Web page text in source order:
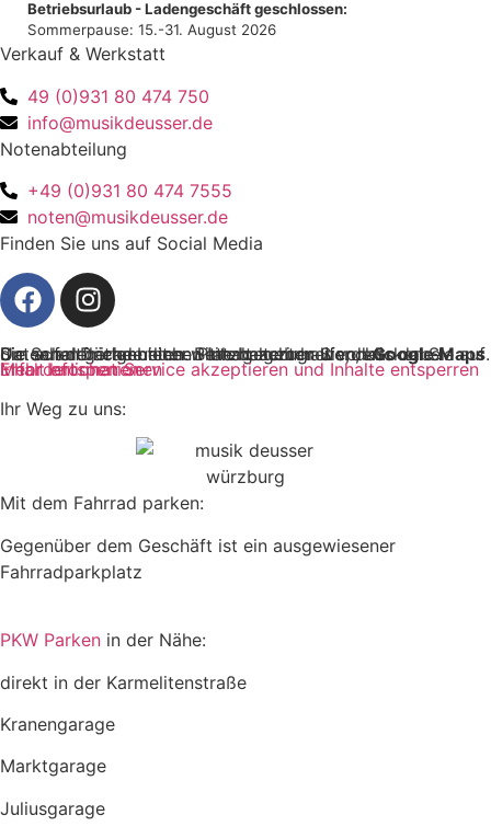
Betriebsurlaub - Ladengeschäft geschlossen:
Sommerpause: 15.-31. August 2026
Verkauf & Werkstatt
49 (0)931 80 474 750
info@musikdeusser.de
Notenabteilung
+49 (0)931 80 474 7555
noten@musikdeusser.de
Finden Sie uns auf Social Media
Sie sehen gerade einen Platzhalterinhalt vonGoogle Maps
. Um auf den eigentlichen Inhalt zuzugreifen, klicken Sie auf die Schaltfläche unten. Bitte beachten Sie, dass dabei Daten an Drittanbieter weitergegeben werden.
Mehr Informationen
Inhalt entsperren
Erforderlichen Service akzeptieren und Inhalte entsperren
Ihr Weg zu uns:
Mit dem Fahrrad parken:
Gegenüber dem Geschäft ist ein ausgewiesener
Fahrradparkplatz
PKW Parken in der Nähe:
direkt in der Karmelitenstraße
Kranengarage
Marktgarage
Juliusgarage